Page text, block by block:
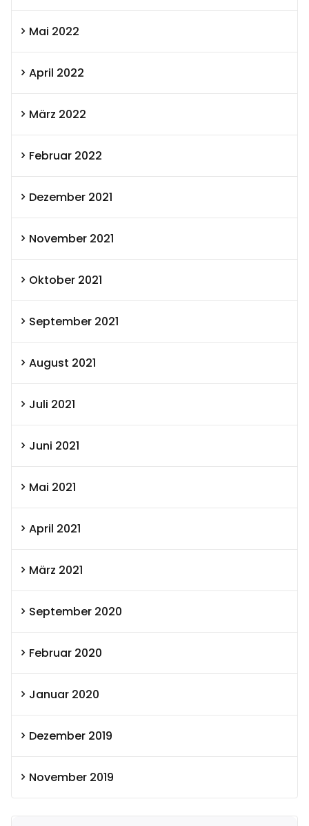
Mai 2022
April 2022
März 2022
Februar 2022
Dezember 2021
November 2021
Oktober 2021
September 2021
August 2021
Juli 2021
Juni 2021
Mai 2021
April 2021
März 2021
September 2020
Februar 2020
Januar 2020
Dezember 2019
November 2019